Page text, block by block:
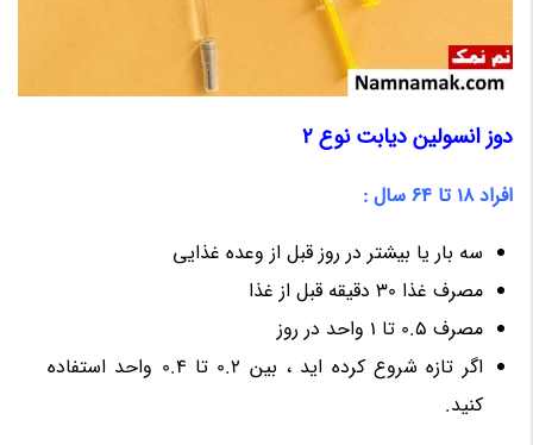
دوز انسولین دیابت نوع 2
افراد 18 تا 64 سال :
سه بار یا بیشتر در روز قبل از وعده غذایی
مصرف غذا 30 دقیقه قبل از غذا
مصرف 0.5 تا 1 واحد در روز
اگر تازه شروع کرده اید ، بین 0.2 تا 0.4 واحد استفاده
کنید.